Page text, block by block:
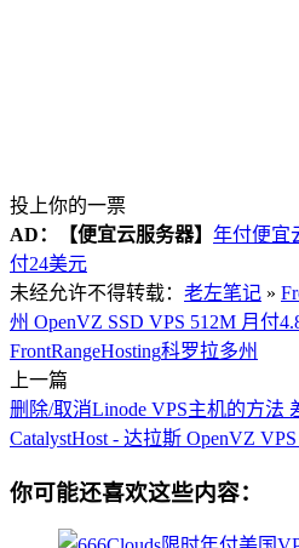
投上你的一票
AD：
【便宜云服务器】 年付便宜
付24美元
未经允许不得转载： 老左笔记 »
州 OpenVZ SSD VPS 512M 月付
FrontRangeHosting科罗拉多州
上一篇
删除/取消Linode VPS主机的方法
CatalystHost - 达拉斯 OpenVZ
你可能还喜欢这些内容：